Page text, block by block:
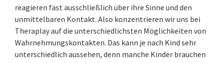
reagieren fast ausschließlich über ihre Sinne und den
unmittelbaren Kontakt. Also konzentrieren wir uns bei
Theraplay auf die unterschiedlichsten Möglichkeiten von
Wahrnehmungskontakten. Das kann je nach Kind sehr
unterschiedlich aussehen, denn manche Kinder brauchen